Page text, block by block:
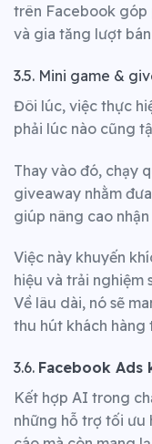
trên Facebook góp
và gia tăng lượt
3.5. Mini game &
Đôi lúc, việc thực
phải lúc nào cũng
Thay vào đó, chạy
giveaway nhằm
giúp nâng cao
Việc này khuyến
hiệu và trải nghiệm
Về lâu dài, nó sẽ
thu hút khách hàng
3.6. Facebook Ads
Kết hợp AI trong
những hỗ trợ tối ưu